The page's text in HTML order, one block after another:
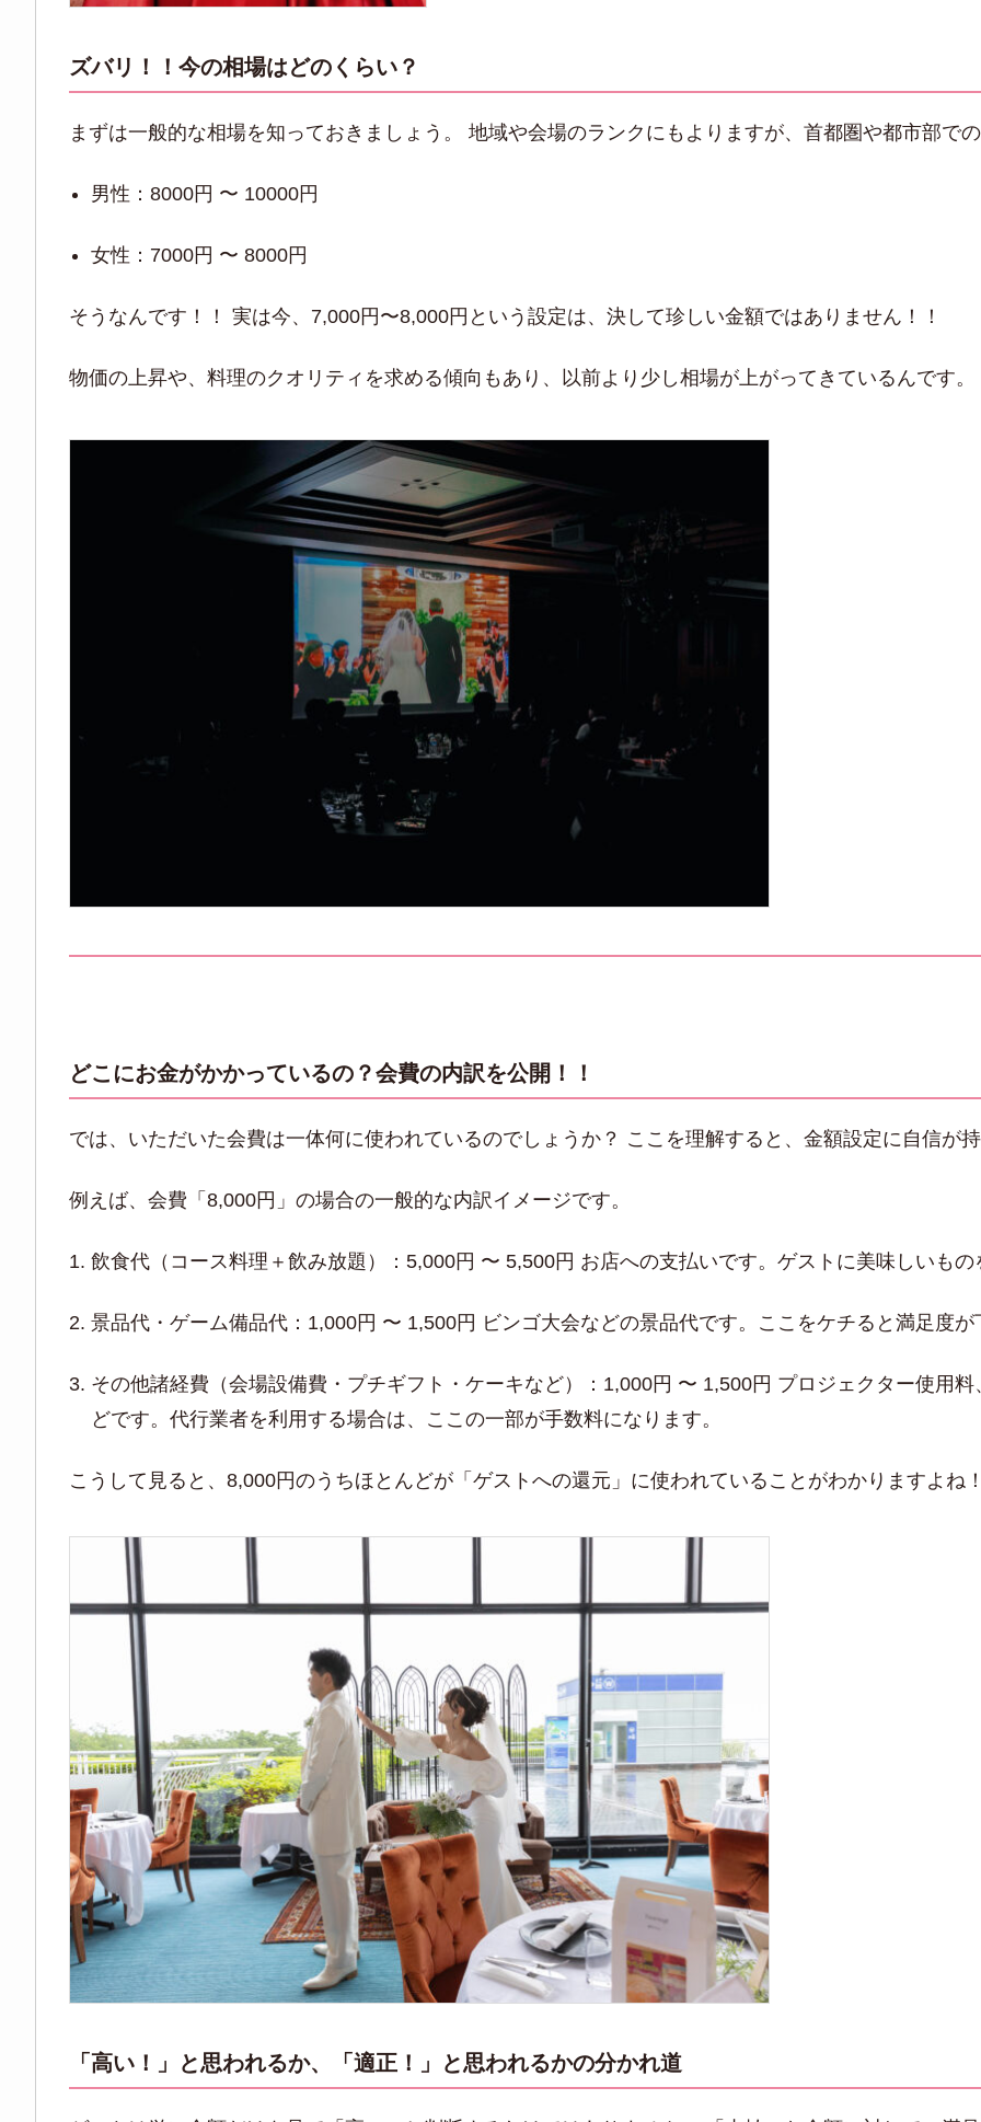
ズバリ！！今の相場はどのくらい？
まずは一般的な相場を知っておきましょう。 地域や会場のランクにもよりますが、首都圏や都市部で
男性：8000円 〜 10000円
女性：7000円 〜 8000円
そうなんです！！ 実は今、7,000円〜8,000円という設定は、決して珍しい金額ではありません！！
物価の上昇や、料理のクオリティを求める傾向もあり、以前より少し相場が上がってきているんです。
どこにお金がかかっているの？会費の内訳を公開！！
では、いただいた会費は一体何に使われているのでしょうか？ ここを理解すると、金額設定に自信が
例えば、会費「8,000円」の場合の一般的な内訳イメージです。
飲食代（コース料理＋飲み放題）：5,000円 〜 5,500円 お店への支払いです。ゲストに美味しいもの
景品代・ゲーム備品代：1,000円 〜 1,500円 ビンゴ大会などの景品代です。ここをケチると満足度が
その他諸経費（会場設備費・プチギフト・ケーキなど）：1,000円 〜 1,500円 プロジェクター使用
どです。代行業者を利用する場合は、ここの一部が手数料になります。
こうして見ると、8,000円のうちほとんどが「ゲストへの還元」に使われていることがわかりますよね！
「高い！」と思われるか、「適正！」と思われるかの分かれ道